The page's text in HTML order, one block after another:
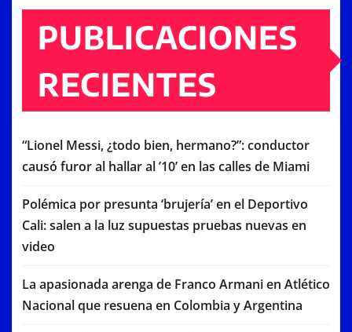
PUBLICACIONES
RECIENTES
“Lionel Messi, ¿todo bien, hermano?”: conductor
causó furor al hallar al ’10’ en las calles de Miami
Polémica por presunta ‘brujería’ en el Deportivo
Cali: salen a la luz supuestas pruebas nuevas en
video
La apasionada arenga de Franco Armani en Atlético
Nacional que resuena en Colombia y Argentina